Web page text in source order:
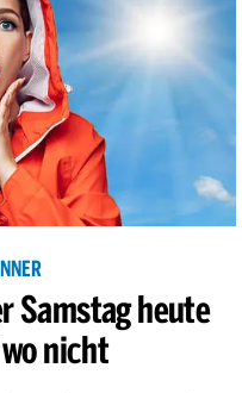
Samstag heute
nicht